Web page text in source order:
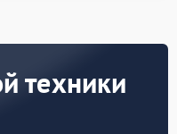
техники